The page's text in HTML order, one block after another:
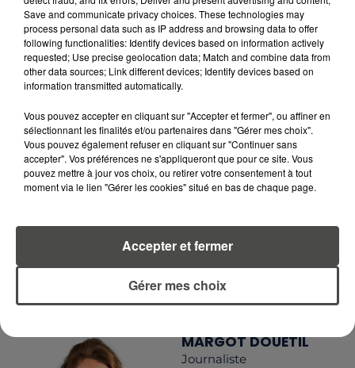
RCA
RCA
DIMITRI COUTAND
Journaliste
MARGOT DOUÉTIL
Journaliste
Save and communicate privacy choices. These technologies may
process personal data such as IP address and browsing data to offer
following functionalities: Identify devices based on information actively
requested; Use precise geolocation data; Match and combine data from
other data sources; Link different devices; Identify devices based on
information transmitted automatically.
Vous pouvez accepter en cliquant sur "Accepter et fermer", ou affiner en
sélectionnant les finalités et/ou partenaires dans "Gérer mes choix".
Vous pouvez également refuser en cliquant sur "Continuer sans
accepter". Vos préférences ne s'appliqueront que pour ce site. Vous
pouvez mettre à jour vos choix, ou retirer votre consentement à tout
moment via le lien "Gérer les cookies" situé en bas de chaque page.
Gérer mes choix
Accepter et fermer